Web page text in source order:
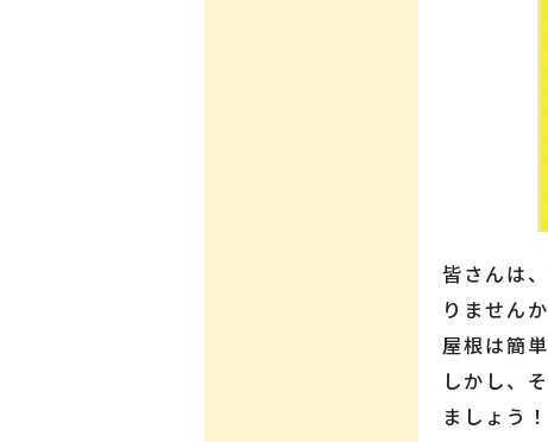
皆さんは
りません
屋根は簡
しかし、
ましょう！